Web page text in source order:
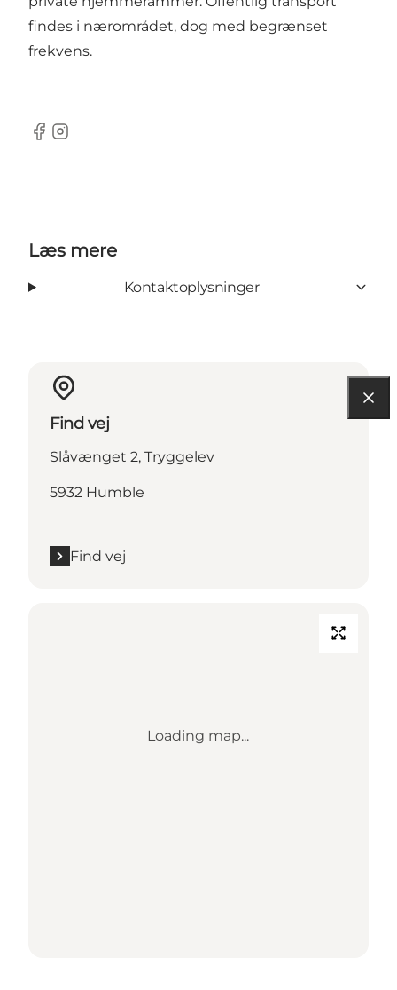
findes i nærområdet, dog med begrænset
frekvens.
Facebook
Instagram
Læs mere
Kontaktoplysninger
Find vej
Slåvænget 2, Tryggelev
5932 Humble
Find vej
Loading map...